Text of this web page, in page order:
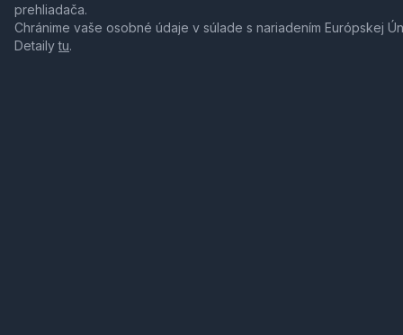
prehliadača.
Chránime vaše osobné údaje v súlade s nariadením Európskej
Detailytu.